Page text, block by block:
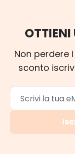
OTTIENI
Non perdere
sconto